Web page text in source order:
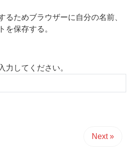
るためブラウザーに自分の名前、
を保存する。
力してください。
Next »